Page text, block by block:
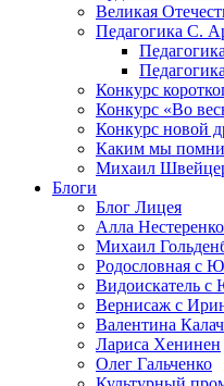
Великая
Педагогика С.
Конкурс
Конкурс «Во
Конкурс новой
Каким мы
Михаил
Блоги
Блог Лицея
Алла Нестеренко
Михаил
Родословная с
Видоискатель
Вернисаж с
Валентина
Лариса Хенинен
Олег Гальченко